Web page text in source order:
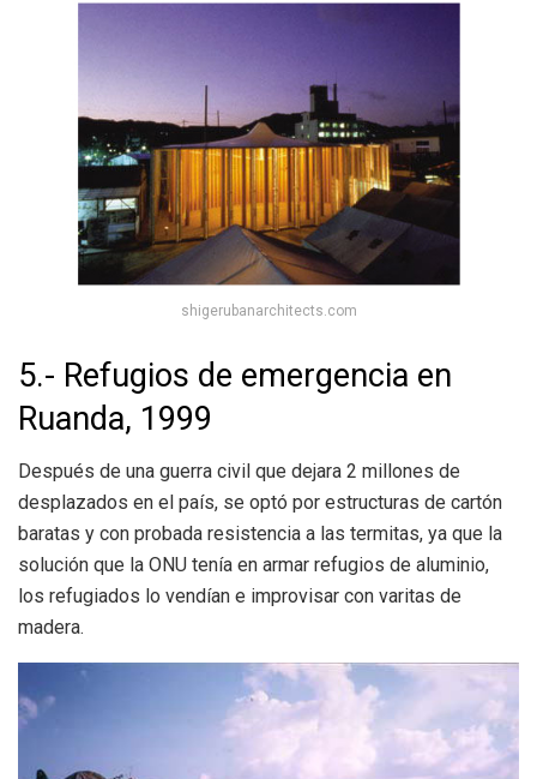
shigerubanarchitects.com
5.- Refugios de emergencia en
Ruanda, 1999
Después de una guerra civil que dejara 2 millones de
desplazados en el país, se optó por estructuras de cartón
baratas y con probada resistencia a las termitas, ya que la
solución que la ONU tenía en armar refugios de aluminio,
los refugiados lo vendían e improvisar con varitas de
madera.